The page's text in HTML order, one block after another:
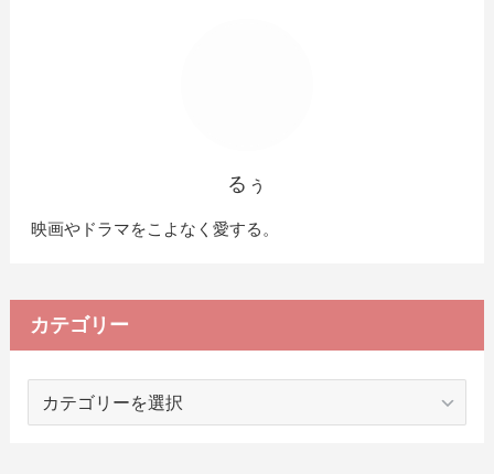
るぅ
映画やドラマをこよなく愛する。
カテゴリー